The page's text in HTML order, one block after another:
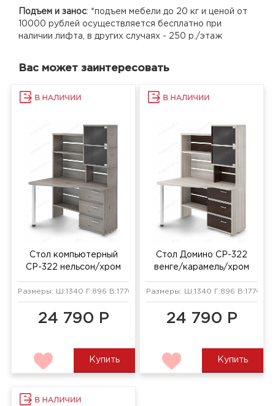
Подъем и занос: *подъем мебели до 20 кг и ценой от
10000 рублей осуществляется бесплатно при
наличии лифта, в других случаях - 250 р./этаж
Вас может заинтересовать
Стол компьютерный
СР-322 нельсон/хром
Размеры: Ш:1340 Г:896 В:1770 мм
24 790 Р
Купить
Стол Домино СР-322
венге/карамель/хром
Размеры: Ш:1340 Г:896 В:1770 мм
24 790 Р
Купить